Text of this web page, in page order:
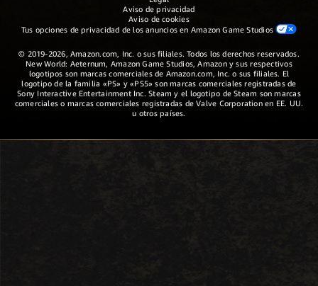
Aviso de privacidad
Aviso de cookies
Tus opciones de privacidad de los anuncios en Amazon Game Studios
© 2019-2026, Amazon.com, Inc. o sus filiales. Todos los derechos reservados.
New World: Aeternum, Amazon Game Studios, Amazon y sus respectivos
logotipos son marcas comerciales de Amazon.com, Inc. o sus filiales. El
logotipo de la familia «PS» y «PS5» son marcas comerciales registradas de
Sony Interactive Entertainment Inc. Steam y el logotipo de Steam son marcas
comerciales o marcas comerciales registradas de Valve Corporation en EE. UU.
u otros países.